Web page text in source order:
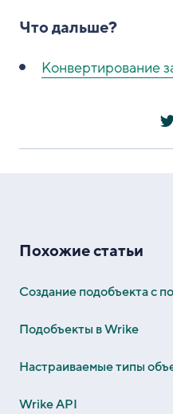
Что дальше?
Конвертирование
Похожие статьи
Создание подобъекта с
Подобъекты в Wrike
Настраиваемые типы
Wrike API